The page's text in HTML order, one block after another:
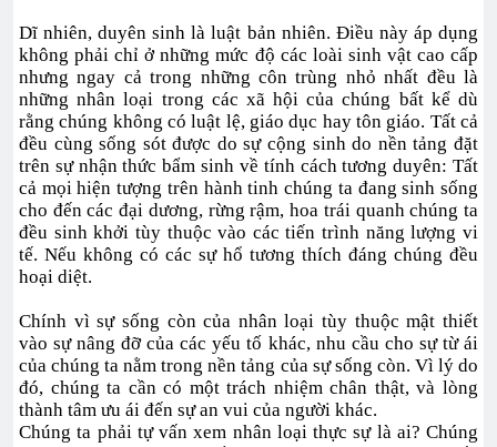
Dĩ nhiên, duyên sinh là luật bản nhiên. Điều này áp dụng
không phải chỉ ở những mức độ các loài sinh vật cao cấp
nhưng ngay cả trong những côn trùng nhỏ nhất đều là
những nhân loại trong các xã hội của chúng bất kể dù
rằng chúng không có luật lệ, giáo dục hay tôn giáo. Tất cả
đều cùng sống sót được do sự cộng sinh do nền tảng đặt
trên sự nhận thức bẩm sinh về tính cách tương duyên: Tất
cả mọi hiện tượng trên hành tinh chúng ta đang sinh sống
cho đến các đại dương, rừng rậm, hoa trái quanh chúng ta
đều sinh khởi tùy thuộc vào các tiến trình năng lượng vi
tế. Nếu không có các sự hổ tương thích đáng chúng đều
hoại diệt.
Chính vì sự sống còn của nhân loại tùy thuộc mật thiết
vào sự nâng đỡ của các yếu tố khác, nhu cầu cho sự từ ái
của chúng ta nằm trong nền tảng của sự sống còn. Vì lý do
đó, chúng ta cần có một trách nhiệm chân thật, và lòng
thành tâm ưu ái đến sự an vui của người khác.
Chúng ta phải tự vấn xem nhân loại thực sự là ai? Chúng